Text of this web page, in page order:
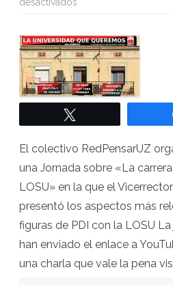
La
carrera
académica
con
LOSU
El colectivo RedPensarUZ
una Jornada sobre «La
LOSU» en la que el
presentó los aspectos más
figuras de PDI con la LOSU
han enviado el enlace a
una charla que vale la pena